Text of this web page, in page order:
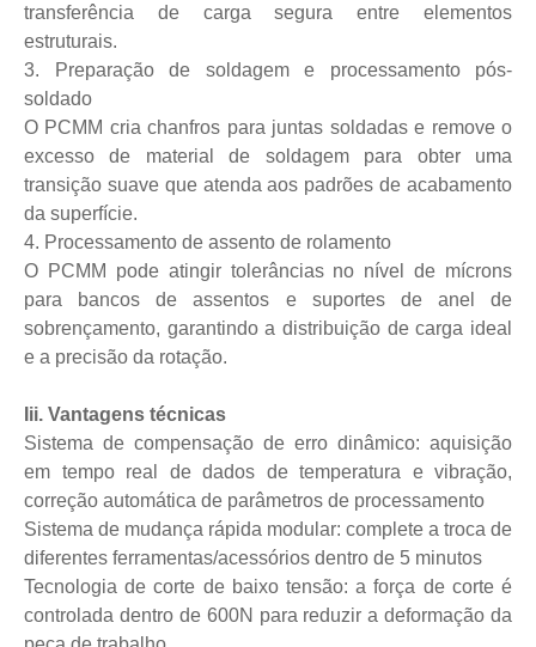
transferência de carga segura entre elementos
estruturais.
3. Preparação de soldagem e processamento pós-
soldado
O PCMM cria chanfros para juntas soldadas e remove o
excesso de material de soldagem para obter uma
transição suave que atenda aos padrões de acabamento
da superfície.
4. Processamento de assento de rolamento
O PCMM pode atingir tolerâncias no nível de mícrons
para bancos de assentos e suportes de anel de
sobrençamento, garantindo a distribuição de carga ideal
e a precisão da rotação.
Iii. Vantagens técnicas
Sistema de compensação de erro dinâmico: aquisição
em tempo real de dados de temperatura e vibração,
correção automática de parâmetros de processamento
Sistema de mudança rápida modular: complete a troca de
diferentes ferramentas/acessórios dentro de 5 minutos
Tecnologia de corte de baixo tensão: a força de corte é
controlada dentro de 600N para reduzir a deformação da